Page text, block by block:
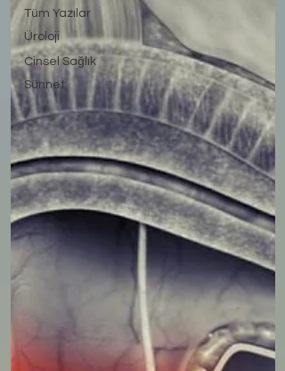
Tüm Yazılar
Üroloji
Cinsel Sağlık
Sünnet